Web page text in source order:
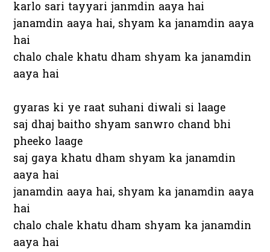
karlo sari tayyari janmdin aaya hai
janamdin aaya hai, shyam ka janamdin aaya
hai
chalo chale khatu dham shyam ka janamdin
aaya hai
gyaras ki ye raat suhani diwali si laage
saj dhaj baitho shyam sanwro chand bhi
pheeko laage
saj gaya khatu dham shyam ka janamdin
aaya hai
janamdin aaya hai, shyam ka janamdin aaya
hai
chalo chale khatu dham shyam ka janamdin
aaya hai